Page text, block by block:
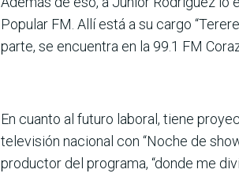
Popular FM. Allí está a su cargo
parte, se encuentra en la 99.1 FM
En cuanto al futuro laboral, tiene
televisión nacional con “Noche de
productor del programa, “donde me